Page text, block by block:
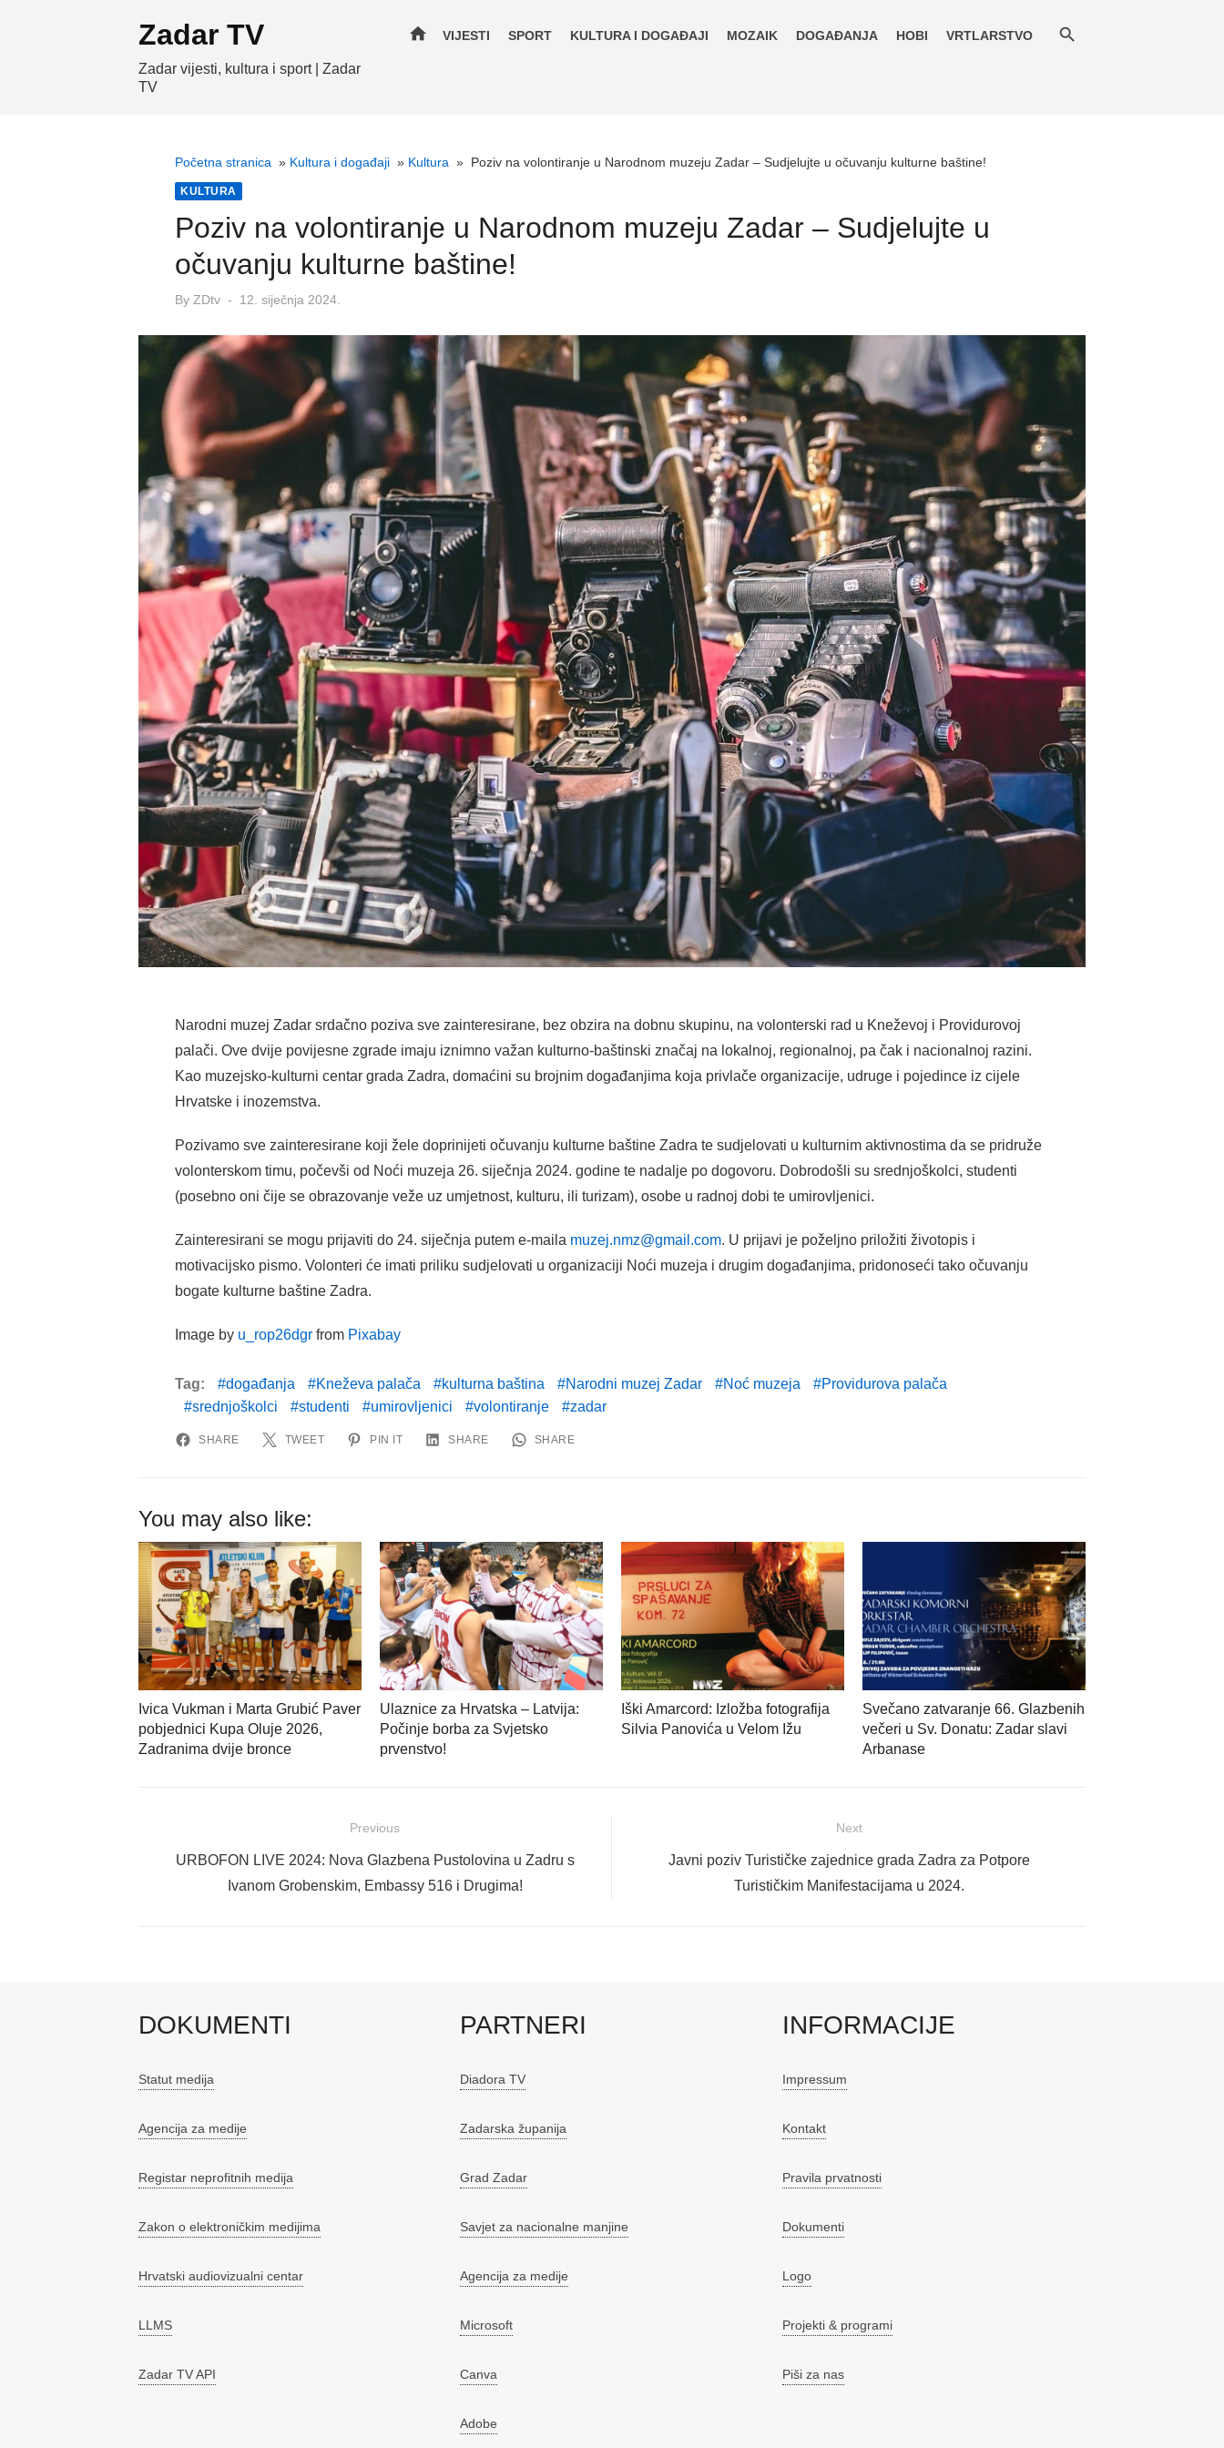
Zadar TV
Zadar vijesti, kultura i sport | Zadar
TV
home VIJESTI SPORT KULTURA I DOGAĐAJI MOZAIK DOGAĐANJA HOBI VRTLARSTVO
Početna stranica » Kultura i događaji » Kultura » Poziv na volontiranje u Narodnom muzeju Zadar – Sudjelujte u očuvanju kulturne baštine!
KULTURA
Poziv na volontiranje u Narodnom muzeju Zadar – Sudjelujte u
očuvanju kulturne baštine!
By ZDtv
Posted
12. siječnja 2024.
Narodni muzej Zadar srdačno poziva sve zainteresirane, bez obzira na dobnu skupinu, na volonterski rad u Kneževoj i Providurovoj
palači. Ove dvije povijesne zgrade imaju iznimno važan kulturno-baštinski značaj na lokalnoj, regionalnoj, pa čak i nacionalnoj razini.
Kao muzejsko-kulturni centar grada Zadra, domaćini su brojnim događanjima koja privlače organizacije, udruge i pojedince iz cijele
Hrvatske i inozemstva.
Pozivamo sve zainteresirane koji žele doprinijeti očuvanju kulturne baštine Zadra te sudjelovati u kulturnim aktivnostima da se pridruže
volonterskom timu, počevši od Noći muzeja 26. siječnja 2024. godine te nadalje po dogovoru. Dobrodošli su srednjoškolci, studenti
(posebno oni čije se obrazovanje veže uz umjetnost, kulturu, ili turizam), osobe u radnoj dobi te umirovljenici.
Zainteresirani se mogu prijaviti do 24. siječnja putem e-maila muzej.nmz@gmail.com. U prijavi je poželjno priložiti životopis i
motivacijsko pismo. Volonteri će imati priliku sudjelovati u organizaciji Noći muzeja i drugim događanjima, pridonoseći tako očuvanju
bogate kulturne baštine Zadra.
Image by u_rop26dgr from Pixabay
Tag: događanja Kneževa palača kulturna baština Narodni muzej Zadar Noć muzeja
Providurova palača
srednjoškolci
studenti umirovljenici volontiranje zadar
SHARE TWEET PIN IT SHARE SHARE
You may also like:
Ivica Vukman i Marta Grubić Paver
pobjednici Kupa Oluje 2026,
Zadranima dvije bronce
Ulaznice za Hrvatska – Latvija:
Počinje borba za Svjetsko
prvenstvo!
Iški Amarcord: Izložba fotografija
Silvia Panovića u Velom Ižu
Svečano zatvaranje 66. Glazbenih
večeri u Sv. Donatu: Zadar slavi
Arbanase
objava
Previous
Previous
URBOFON LIVE 2024: Nova Glazbena Pustolovina u Zadru s
Ivanom Grobenskim, Embassy 516 i Drugima!
Next
NextJavni poziv Turističke zajednice grada Zadra za Potpore
Turističkim Manifestacijama u 2024.
DOKUMENTI
Statut medija
Agencija za medije
Registar neprofitnih medija
Zakon o elektroničkim medijima
Hrvatski audiovizualni centar
LLMS
Zadar TV API
PARTNERI
Diadora TV
Zadarska županija
Grad Zadar
Savjet za nacionalne manjine
Agencija za medije
Microsoft
Canva
Adobe
INFORMACIJE
Impressum
Kontakt
Pravila prvatnosti
Dokumenti
Logo
Projekti & programi
Piši za nas